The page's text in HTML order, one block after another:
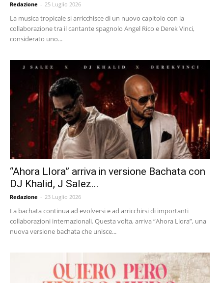
Redazione - 25 Luglio 2026
La musica tropicale si arricchisce di un nuovo capitolo con la
collaborazione tra il cantante spagnolo Angel Rico e Derek Vinci,
considerato uno...
“Ahora Llora” arriva in versione Bachata con
DJ Khalid, J Salez...
Redazione - 23 Luglio 2026
La bachata continua ad evolversi e ad arricchirsi di importanti
collaborazioni internazionali. Questa volta, arriva “Ahora Llora”, una
nuova versione bachata che unisce...